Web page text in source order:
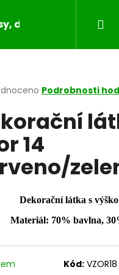
dečky, běhouny,
Podrobnosti
14
Dekorační látka s
Materiál: 70% bavlna,
Kód: VZOR18